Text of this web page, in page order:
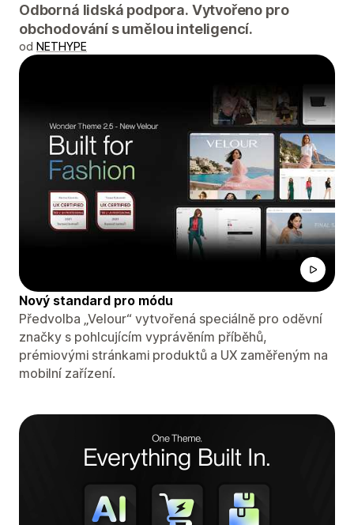
Odborná lidská podpora. Vytvořeno pro
obchodování s umělou inteligencí.
od NETHYPE
Nový standard pro módu
Předvolba „Velour“ vytvořená speciálně pro oděvní
značky s pohlcujícím vyprávěním příběhů,
prémiovými stránkami produktů a UX zaměřeným na
mobilní zařízení.